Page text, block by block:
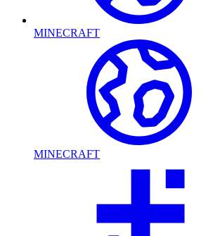
MINECRAFT
MINECRAFT